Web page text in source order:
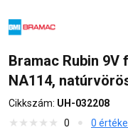
Bramac Rubin
NA114,
Cikkszám: UH-032208
0
0